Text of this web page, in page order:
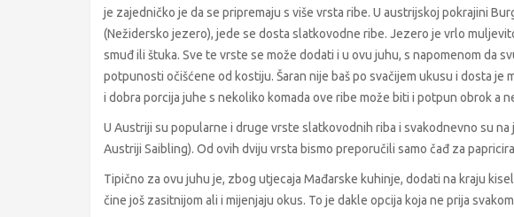
je zajedničko je da se pripremaju s više vrsta ribe. U austrijskoj pokrajini
(Nežidersko jezero), jede se dosta slatkovodne ribe. Jezero je vrlo
smuđ ili štuka. Sve te vrste se može dodati i u ovu juhu, s napomenom da
potpunosti očišćene od kostiju. Šaran nije baš po svačijem ukusu i dosta je
i dobra porcija juhe s nekoliko komada ove ribe može biti i potpun obrok a
U Austriji su popularne i druge vrste slatkovodnih riba i svakodnevno su
Austriji Saibling). Od ovih dviju vrsta bismo preporučili samo čađ za
Tipično za ovu juhu je, zbog utjecaja Mađarske kuhinje, dodati na kraju
čine još zasitnijom ali i mijenjaju okus. To je dakle opcija koja ne prija